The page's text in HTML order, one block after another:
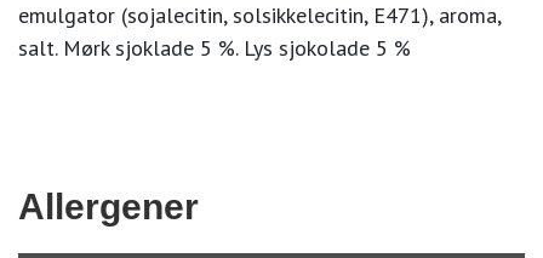
emulgator (sojalecitin, solsikkelecitin, E471), aroma,
salt. Mørk sjoklade 5 %. Lys sjokolade 5 %
Allergener